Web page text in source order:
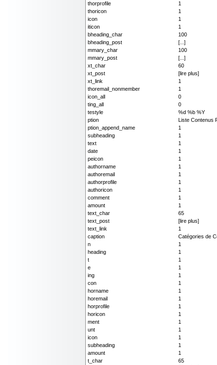
thorprofile
1
thoricon
1
icon
1
iticon
1
bheading_char
100
bheading_post
[...]
mmary_char
100
mmary_post
[...]
xt_char
60
xt_post
[lire plus]
xt_link
1
thoremail_nonmember
1
icon_all
0
ting_all
0
testyle
%d %b %Y
ption
Liste Contenus
ption_append_name
1
subheading
1
text
1
date
1
peicon
1
authorname
1
authoremail
1
authorprofile
1
authoricon
1
comment
1
amount
1
text_char
65
text_post
[lire plus]
text_link
1
caption
Catégories de
n
1
heading
1
t
1
e
1
ing
1
con
1
horname
1
horemail
1
horprofile
1
horicon
1
ment
1
unt
1
icon
1
subheading
1
amount
1
t_char
65